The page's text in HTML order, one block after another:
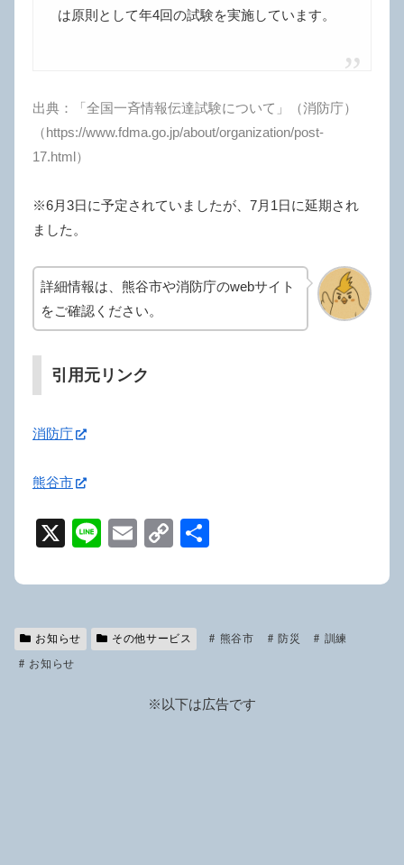
は原則として年4回の試験を実施しています。
出典：「全国一斉情報伝達試験について」（消防庁）
（https://www.fdma.go.jp/about/organization/post-
17.html）
※6月3日に予定されていましたが、7月1日に延期され
ました。
詳細情報は、熊谷市や消防庁のwebサイト
をご確認ください。
引用元リンク
消防庁
熊谷市
X
Li
e
E
ail
C
p
y
Li
k
お知らせ その他サービス 熊谷市 防災
訓練
お知らせ
※以下は広告です